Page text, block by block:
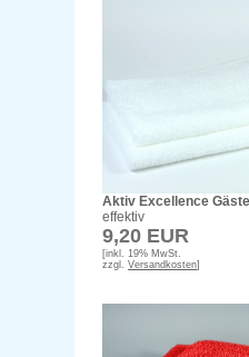
Aktiv Excellence
effektiv
9,20 EUR
[inkl. 19% MwSt.
zzgl.Versandkosten]